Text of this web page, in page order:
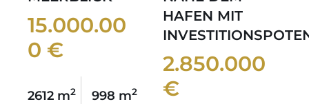
15.000.00
0 €
2612 m2 998 m2
HAFEN MIT
2.850.000
€